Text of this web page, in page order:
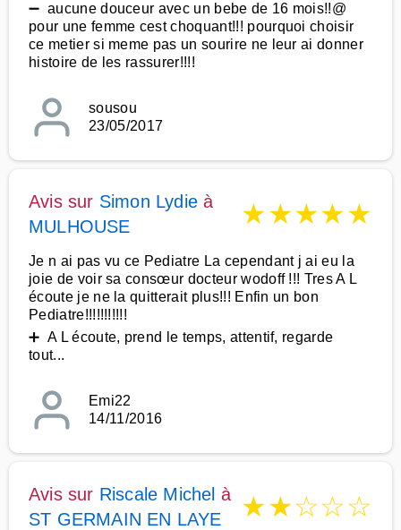
➖ aucune douceur avec un bebe de 16 mois!!@
pour une femme cest choquant!!! pourquoi choisir
ce metier si meme pas un sourire ne leur ai donner
histoire de les rassurer!!!!
sousou
23/05/2017
Avis sur Simon Lydie à
MULHOUSE
★★★★★
Je n ai pas vu ce Pediatre La cependant j ai eu la
joie de voir sa consœur docteur wodoff !!! Tres A L
écoute je ne la quitterait plus!!! Enfin un bon
Pediatre!!!!!!!!!!!
➕ A L écoute, prend le temps, attentif, regarde
tout...
Emi22
14/11/2016
Avis sur Riscale Michel à
ST GERMAIN EN LAYE
★★☆☆☆